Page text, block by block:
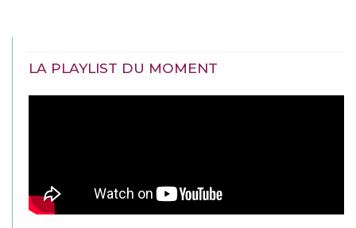
LA PLAYLIST DU MOMENT